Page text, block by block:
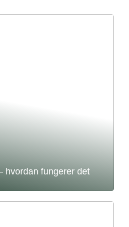
hvordan fungerer det